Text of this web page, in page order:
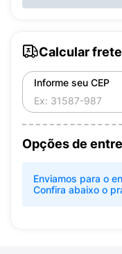
Calcular frete
Informe seu CEP
Opções de
Enviamos para o
Confira abaixo o